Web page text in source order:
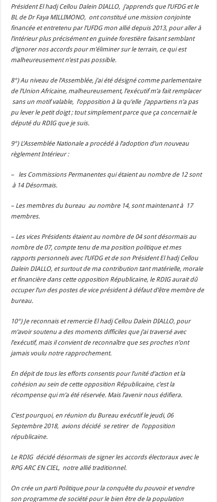
Président El hadj Cellou Dalein DIALLO, j’apprends que l’UFDG et le
BL de Dr Faya MILLIMONO, ont constitué une mission conjointe
financée et entretenu par l’UFDG mon allié depuis 2013, pour aller à
l’intérieur plus précisément en guinée forestière faisant semblant
d’ignorer nos accords pour m’éliminer sur le terrain, ce qui est
malheureusement n’est pas possible.
8°) Au niveau de l’Assemblée, j’ai été désigné comme parlementaire
de l’Union Africaine, malheureusement, l’exécutif m’a fait remplacer
sans un motif valable, l’opposition à la qu’elle j’appartiens n’a pas
pu lever le petit doigt ; tout simplement parce que ça concernait le
député du RDIG que je suis.
9°) L’Assemblée Nationale a procédé à l’adoption d’un nouveau
règlement Intérieur :
– les Commissions Permanentes qui étaient au nombre de 12 sont
à 14 Désormais.
– Les membres du bureau au nombre 14, sont maintenant à 17
membres.
– Les vices Présidents étaient au nombre de 04 sont désormais au
nombre de 07, compte tenu de ma position politique et mes
rapports personnels avec l’UFDG et de son Président El hadj Cellou
Dalein DIALLO, et surtout de ma contribution tant matérielle, morale
et financière dans cette opposition Républicaine, le RDIG aurait dû
occuper l’un des postes de vice président à défaut d’être membre de
bureau.
10°) Je reconnais et remercie El hadj Cellou Dalein DIALLO, pour
m’avoir soutenu a des moments difficiles que j’ai traversé avec
l’exécutif, mais il convient de reconnaître que ses proches n’ont
jamais voulu notre rapprochement.
En dépit de tous les efforts consentis pour l’unité d’action et la
cohésion au sein de cette opposition Républicaine, c’est la
récompense qui m’a été réservée. Mais l’avenir nous édifiera.
C’est pourquoi, en réunion du Bureau exécutif le jeudi, 06
Septembre 2018, avions décidé se retirer de l’opposition
républicaine.
Le RDIG décidé désormais de signer les accords électoraux avec le
RPG ARC EN CIEL, notre allié traditionnel.
On crée un parti Politique pour la conquête du pouvoir et vendre
son programme de société pour le bien être de la population